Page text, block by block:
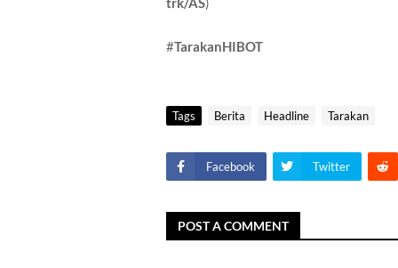
#TarakanHIBOT
Tags Berita Headline Tarakan
Facebook Twitter
POST A COMMENT